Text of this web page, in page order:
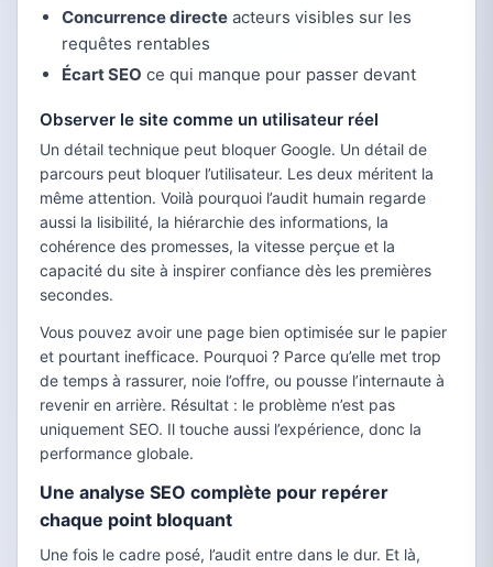
Concurrence directe acteurs visibles sur les
requêtes rentables
Écart SEO ce qui manque pour passer devant
Observer le site comme un utilisateur réel
Un détail technique peut bloquer Google. Un détail de
parcours peut bloquer l’utilisateur. Les deux méritent la
même attention. Voilà pourquoi l’audit humain regarde
aussi la lisibilité, la hiérarchie des informations, la
cohérence des promesses, la vitesse perçue et la
capacité du site à inspirer confiance dès les premières
secondes.
Vous pouvez avoir une page bien optimisée sur le papier
et pourtant inefficace. Pourquoi ? Parce qu’elle met trop
de temps à rassurer, noie l’offre, ou pousse l’internaute à
revenir en arrière. Résultat : le problème n’est pas
uniquement SEO. Il touche aussi l’expérience, donc la
performance globale.
Une analyse SEO complète pour repérer
chaque point bloquant
Une fois le cadre posé, l’audit entre dans le dur. Et là,